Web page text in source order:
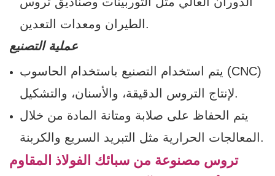
الطيران ومعدات التعدين.
عملية التصنيع
يتم استخدام التصنيع باستخدام الحاسوب (CNC)
لإنتاج التروس الدقيقة، والأسنان، والتشكيل.
يتم الحفاظ على صلابة ومتانة المادة من خلال
المعالجات الحرارية مثل التبريد السريع والكربنة.
تروس مصنوعة من سبائك الفولاذ المقاوم